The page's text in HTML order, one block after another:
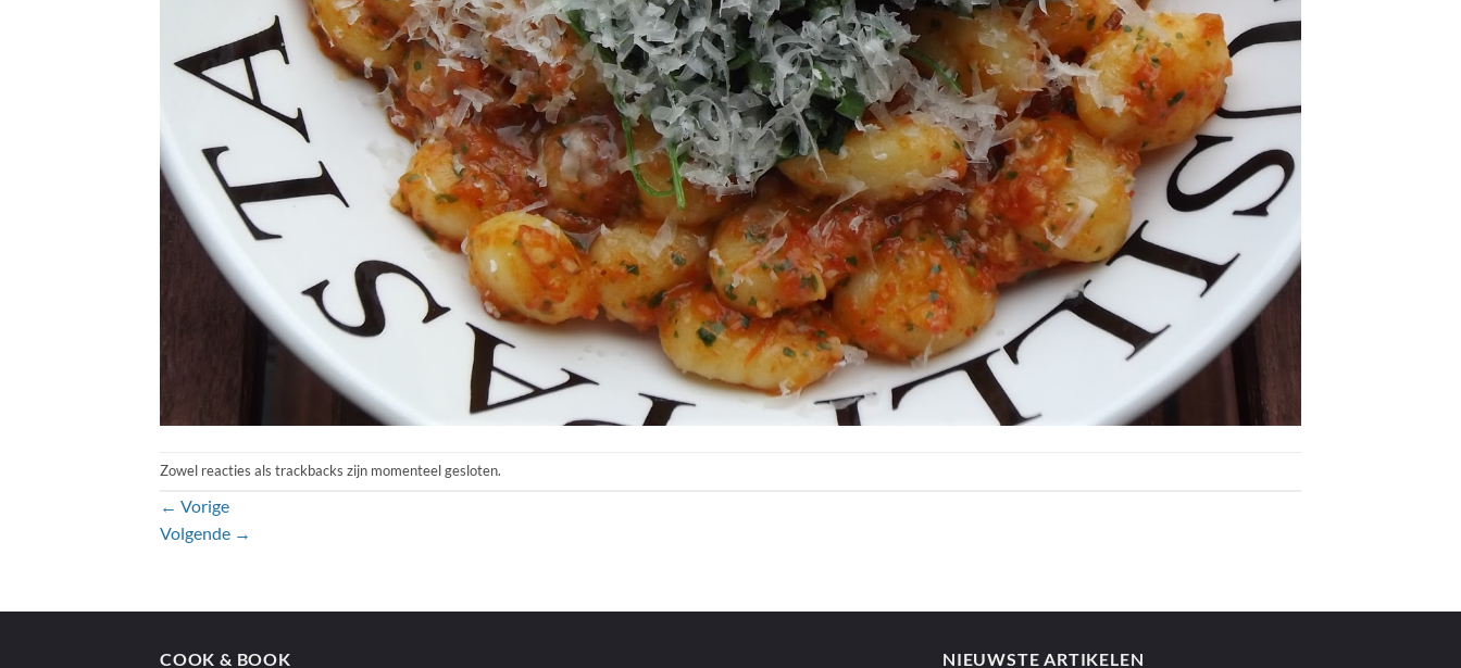
Zowel reacties als trackbacks zijn momenteel gesloten.
← Vorige
Volgende →
COOK & BOOK NIEUWSTE ARTIKELEN